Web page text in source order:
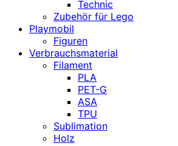
Technic
Zubehör für Lego
Playmobil
Figuren
Verbrauchsmaterial
Filament
PLA
PET-G
ASA
TPU
Sublimation
Holz